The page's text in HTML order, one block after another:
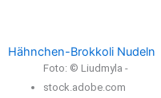
Hähnchen-Brokkoli Nudeln
Foto: © Liudmyla -
stock.adobe.com